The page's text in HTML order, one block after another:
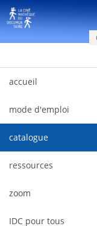
Saut au contenu
accueil
mode d'emploi
catalogue
ressources
zoom
IDC pour tous